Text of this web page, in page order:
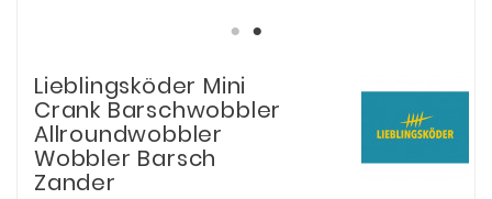
Lieblingsköder Mini
Crank Barschwobbler
Allroundwobbler
Wobbler Barsch
Zander